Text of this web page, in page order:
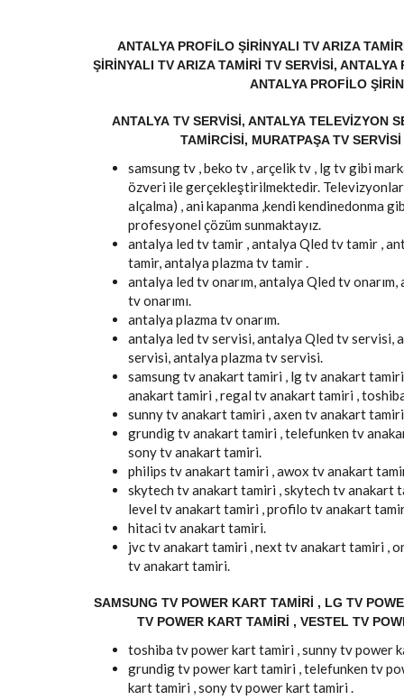
ANTALYA PROFILO ŞIRINYALI TV ARIZA
ŞIRINYALI TV ARIZA TAMIRI TV SERVISI,
ANTALYA PROFILO
ANTALYA TV SERVISI, ANTALYA TELEVIZYON
TAMIRCISI, MURATPAŞA TV
samsung tv , beko tv , arçelik tv , lg tv gibi
özveri ile gerçekleştirilmektedir.
alçalma) , ani kapanma ,kendi kendinedonma
profesyonel çözüm sunmaktayız.
antalya led tv tamir , antalya Qled tv tamir ,
tamir, antalya plazma tv tamir .
antalya led tv onarım, antalya Qled tv
tv onarımı.
antalya plazma tv onarım.
antalya led tv servisi, antalya Qled tv servisi,
servisi, antalya plazma tv servisi.
samsung tv anakart tamiri , lg tv anakart
anakart tamiri , regal tv anakart tamiri ,
sunny tv anakart tamiri , axen tv anakart
grundig tv anakart tamiri , telefunken tv
sony tv anakart tamiri.
philips tv anakart tamiri , awox tv anakart
skytech tv anakart tamiri , skytech tv anakart
level tv anakart tamiri , profilo tv anakart
hitaci tv anakart tamiri.
jvc tv anakart tamiri , next tv anakart tamiri ,
tv anakart tamiri.
SAMSUNG TV POWER KART TAMIRI , LG TV
TV POWER KART TAMIRI , VESTEL TV
toshiba tv power kart tamiri , sunny tv power
grundig tv power kart tamiri , telefunken tv
kart tamiri , sony tv power kart tamiri .